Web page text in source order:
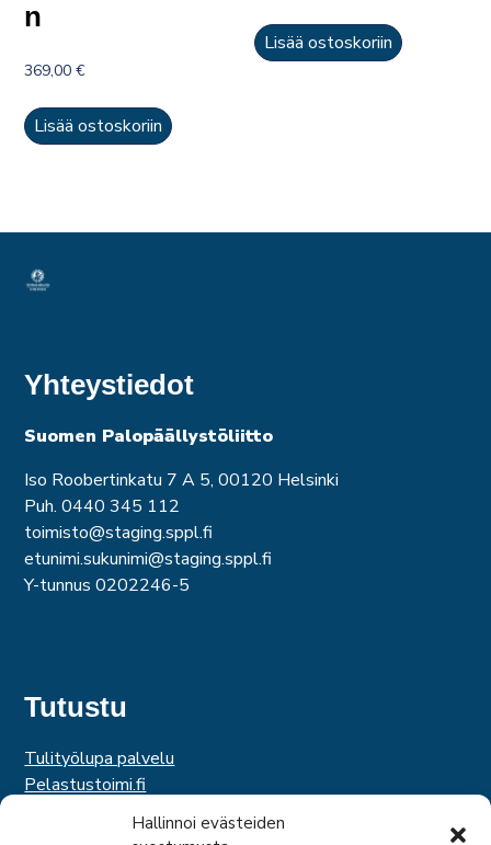
Hallinnoi evästeiden
n
369,00€
Lisää ostoskoriin
Lisää ostoskoriin
Yhteystiedot
Suomen Palopäällystöliitto
Iso Roobertinkatu 7 A 5, 00120 Helsinki
Puh. 0440 345 112
toimisto@staging.sppl.fi
etunimi.sukunimi@staging.sppl.fi
Y-tunnus 0202246-5
Tutustu
Tulityölupa palvelu
Pelastustoimi.fi
Hätäkeskuslaitos
Palosuojelurahasto